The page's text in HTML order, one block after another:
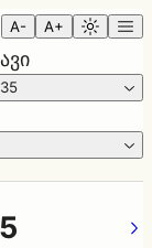
A- A+